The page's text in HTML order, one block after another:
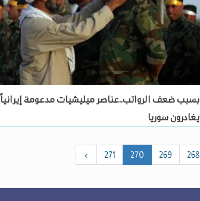
بسبب ضعف الرواتب..عناصر ميليشيات مدعومة إيرانياً
يغادرون سوريا
268
269
270
271
›